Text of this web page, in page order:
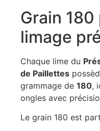
Grain 180
limage
Chaque lime du
de Paillettes
grammage de 180,
ongles avec
Le grain 180 est